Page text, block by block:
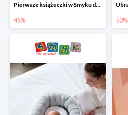
Pierwsze książeczki w Smyku do -45%
45% 50%